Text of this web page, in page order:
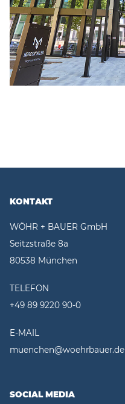
SOCIAL MEDIA
KONTAKT
WÖHR + BAUER GmbH
Seitzstraße 8a
80538 München
TELEFON
+49 89 9220 90-0
E-MAIL
muenchen@woehrbauer.de